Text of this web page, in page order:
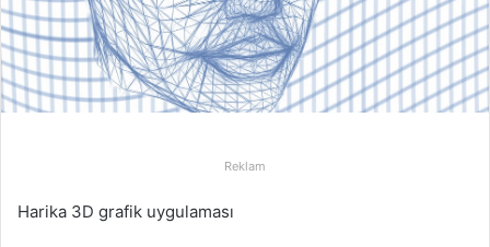
Reklam
Harika 3D grafik uygulaması